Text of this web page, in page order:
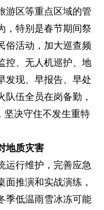
游区等重点区域的管
，特别是春节期间祭
俗活动，加大巡查频
控、无人机巡护、地
发现、早报告、早处
队伍全员在岗备勤，
坚决守住不发生重特
地质灾害
运行维护，完善应急
面推演和实战演练，
季低温雨雪冰冻可能